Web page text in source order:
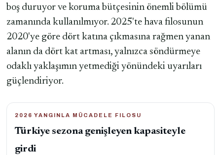
boş duruyor ve koruma bütçesinin önemli bölümü
zamanında kullanılmıyor. 2025'te hava filosunun
2020'ye göre dört katına çıkmasına rağmen yanan
alanın da dört kat artması, yalnızca söndürmeye
odaklı yaklaşımın yetmediği yönündeki uyarıları
güçlendiriyor.
2026 YANGINLA MÜCADELE FILOSU
Türkiye sezona genişleyen kapasiteyle
girdi